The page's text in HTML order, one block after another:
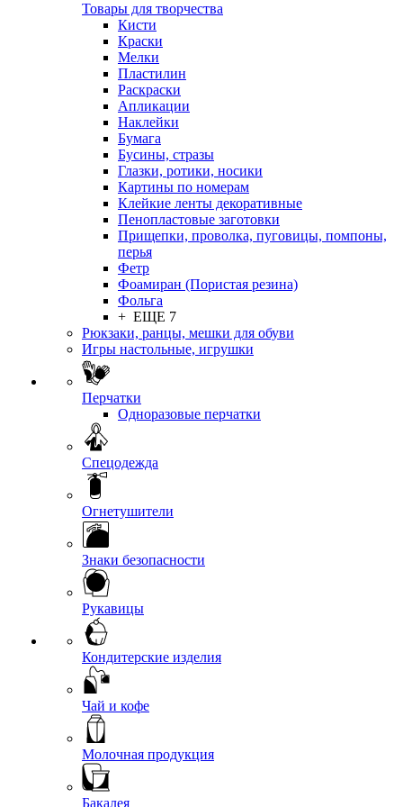
Товары для творчества
Кисти
Краски
Мелки
Пластилин
Раскраски
Апликации
Наклейки
Бумага
Бусины, стразы
Глазки, ротики, носики
Картины по номерам
Клейкие ленты декоративные
Пенопластовые заготовки
Прищепки, проволка, пуговицы, помпоны,
перья
Фетр
Фоамиран (Пористая резина)
Фольга
+ ЕЩЕ 7
Рюкзаки, ранцы, мешки для обуви
Игры настольные, игрушки
Перчатки
Одноразовые перчатки
Спецодежда
Огнетушители
Знаки безопасности
Рукавицы
Кондитерские изделия
Чай и кофе
Молочная продукция
Бакалея